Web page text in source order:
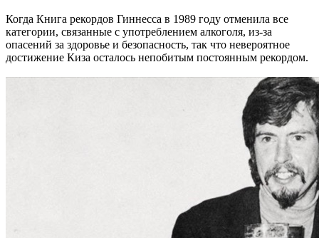
Когда Книга рекордов Гиннесса в 1989 году отменила все
категории, связанные с употреблением алкоголя, из-за
опасений за здоровье и безопасность, так что невероятное
достижение Киза осталось непобитым постоянным рекордом.